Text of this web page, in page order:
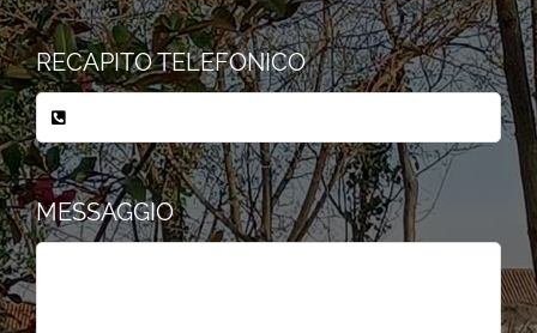
RECAPITO TELEFONICO
MESSAGGIO